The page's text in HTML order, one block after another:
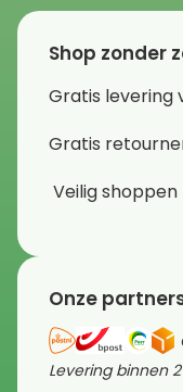
Shop zonder
Gratis levering
Gratis
Veilig shoppen
Onze
Levering binnen